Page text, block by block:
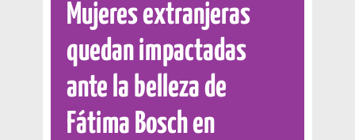
Mujeres extranjeras
quedan impactadas
ante la belleza de
Fátima Bosch en